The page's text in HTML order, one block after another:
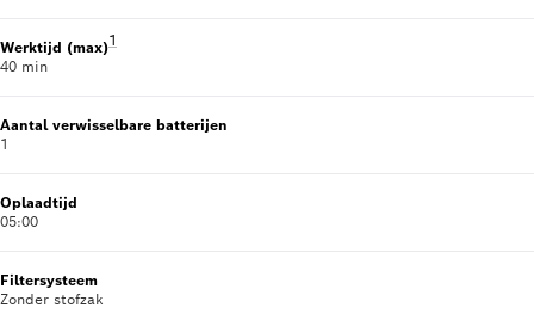
Werktijd (max)Voetnoot 1: Only valid for vacuum cleaner rechargeable:
1
40 min
Aantal verwisselbare batterijen
1
Oplaadtijd
05:00
Filtersysteem
Zonder stofzak